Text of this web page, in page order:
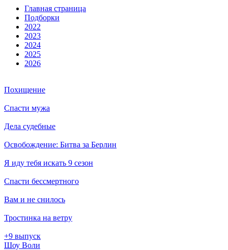
Глав­ная стра­ни­ца
Подборки
2022
2023
2024
2025
2026
Похищение
Спасти мужа
Дела судебные
Освобождение: Битва за Берлин
Я иду тебя искать 9 сезон
Спасти бессмертного
Вам и не снилось
Тростинка на ветру
+9 выпуск
Шоу Воли